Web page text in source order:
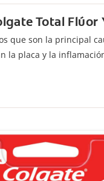
Total Flúor
que son la principal
la placa y la